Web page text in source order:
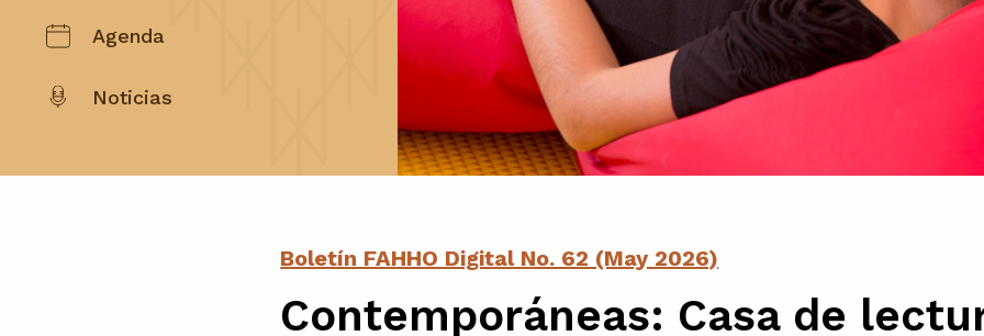
Agenda
Noticias
Boletín FAHHO Digital No. 62 (May 2026)
Contemporáneas: Casa de